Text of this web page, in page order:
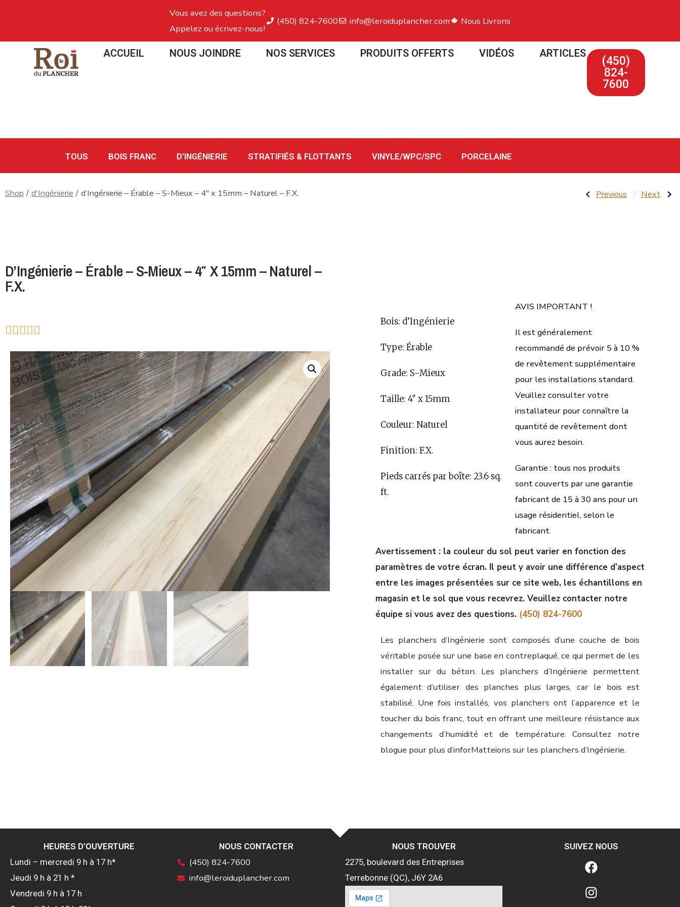
Vous avez des questions?
Appelez ou écrivez-nous!
(450) 824-7600 info@leroiduplancher.com Nous Livrons
ACCUEIL NOUS JOINDRE NOS SERVICES PRODUITS OFFERTS VIDÉOS ARTICLES
(450)
824-
7600
TOUS BOIS FRANC D’INGÉNIERIE STRATIFIÉS & FLOTTANTS VINYLE/WPC/SPC PORCELAINE
Shop / d'Ingénierie / d’Ingénierie – Érable – S-Mieux – 4″ x 15mm – Naturel – F.X. Previous Next
D’Ingénierie – Érable – S-Mieux – 4″ X 15mm – Naturel –
F.X.

Bois: d’Ingénierie
Type: Érable
Grade: S-Mieux
Taille: 4″ x 15mm
Couleur: Naturel
Finition: F.X.
Pieds carrés par boîte: 23.6 sq.
ft.
AVIS IMPORTANT !
Il est généralement
recommandé de prévoir 5 à 10 %
de revêtement supplémentaire
pour les installations standard.
Veuillez consulter votre
installateur pour connaître la
quantité de revêtement dont
vous aurez besoin.
Garantie : tous nos produits
sont couverts par une garantie
fabricant de 15 à 30 ans pour un
usage résidentiel, selon le
fabricant.
Avertissement : la couleur du sol peut varier en fonction des
paramètres de votre écran. Il peut y avoir une différence d’aspect
entre les images présentées sur ce site web, les échantillons en
magasin et le sol que vous recevrez. Veuillez contacter notre
équipe si vous avez des questions. (450) 824-7600
Les planchers d’Ingénierie sont composés d’une couche de bois
véritable posée sur une base en contreplaqué, ce qui permet de les
installer sur du béton. Les planchers d’Ingénierie permettent
également d’utiliser des planches plus larges, car le bois est
stabilisé. Une fois installés, vos planchers ont l’apparence et le
toucher du bois franc, tout en offrant une meilleure résistance aux
changements d’humidité et de température. Consultez notre
blogue pour plus d’inforMatteions sur les planchers d’Ingénierie.
HEURES D’OUVERTURE
Lundi – mercredi 9 h à 17 h*
Jeudi 9 h à 21 h *
Vendredi 9 h à 17 h
NOUS CONTACTER
(450) 824-7600
info@leroiduplancher.com
NOUS TROUVER
2275, boulevard des Entreprises
Terrebonne (QC), J6Y 2A6
SUIVEZ NOUS